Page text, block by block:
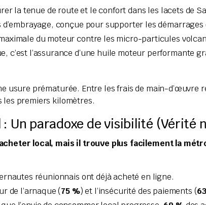
la tenue de route et le confort dans les lacets de
d’embrayage, conçue pour supporter les
du moteur contre les micro-particules
c’est l’assurance d’une huile moteur performante
usure prématurée. Entre les frais de main-d’œuvre
les premiers kilomètres.
: Un paradoxe de visibilité (Vérité
local, mais il trouve plus facilement la
réunionnais ont déjà acheté en ligne.
de l’arnaque (75 %) et l’insécurité des paiements (